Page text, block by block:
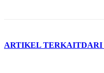
ARTIKEL TERKAITDARI